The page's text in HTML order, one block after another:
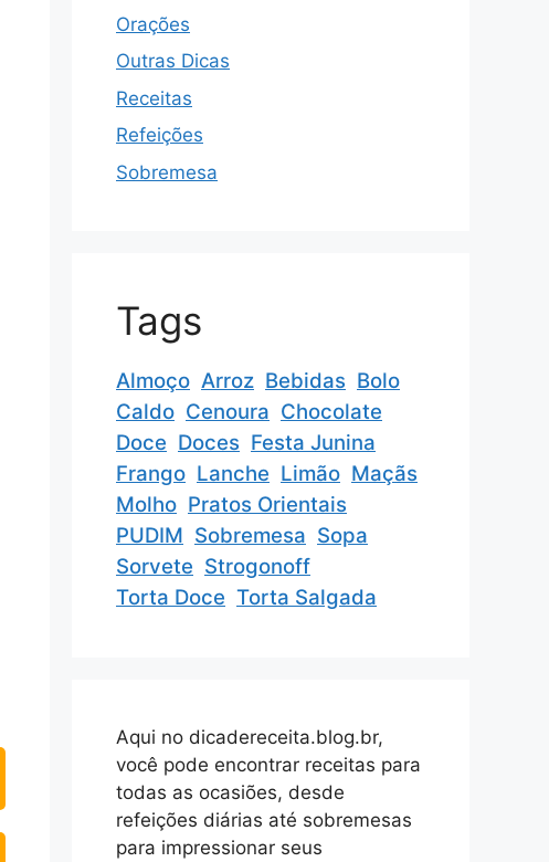
Orações
Outras Dicas
Receitas
Refeições
Sobremesa
Tags
Almoço Arroz Bebidas Bolo
Caldo Cenoura Chocolate
Doce Doces Festa Junina
Frango Lanche Limão Maçãs
Molho Pratos Orientais
PUDIM Sobremesa Sopa
Sorvete Strogonoff
Torta Doce Torta Salgada
Aqui no dicadereceita.blog.br,
você pode encontrar receitas para
todas as ocasiões, desde
refeições diárias até sobremesas
para impressionar seus